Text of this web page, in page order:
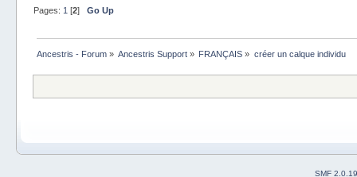
Pages: 1 [2] Go Up
Ancestris - Forum» Ancestris Support » FRANÇAIS » créer un calque individu
SMF 2.0.19